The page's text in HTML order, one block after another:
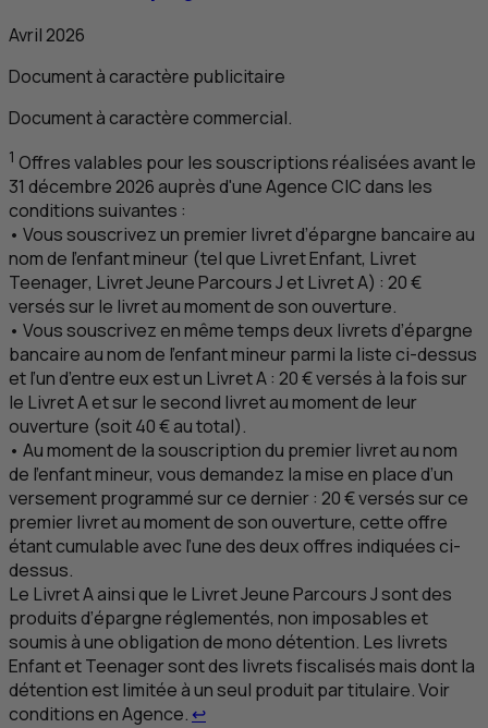
Avril 2026
Document à caractère publicitaire
Document à caractère commercial.
1 Offres valables pour les souscriptions réalisées avant le
31 décembre 2026 auprès d'une AgenceCICdans les
conditions suivantes :
• Vous souscrivez un premier livret d’épargne bancaire au
nom de l’enfant mineur (tel que Livret Enfant, Livret
Teenager, Livret Jeune ParcoursJet LivretA) : 20 €
versés sur le livret au moment de son ouverture.
• Vous souscrivez en même temps deux livrets d’épargne
bancaire au nom de l’enfant mineur parmi la liste ci-dessus
et l’un d’entre eux est un LivretA: 20 € versés à la fois sur
le LivretAet sur le second livret au moment de leur
ouverture (soit 40 € au total).
• Au moment de la souscription du premier livret au nom
de l’enfant mineur, vous demandez la mise en place d’un
versement programmé sur ce dernier : 20 € versés sur ce
premier livret au moment de son ouverture, cette offre
étant cumulable avec l’une des deux offres indiquées ci-
dessus.
Le LivretAainsi que le Livret Jeune ParcoursJsont des
produits d’épargne réglementés, non imposables et
soumis à une obligation de mono détention. Les livrets
Enfant etTeenagersont des livrets fiscalisés mais dont la
détention est limitée à un seul produit par titulaire. Voir
conditions en Agence. ↩Retour au renvoi 1